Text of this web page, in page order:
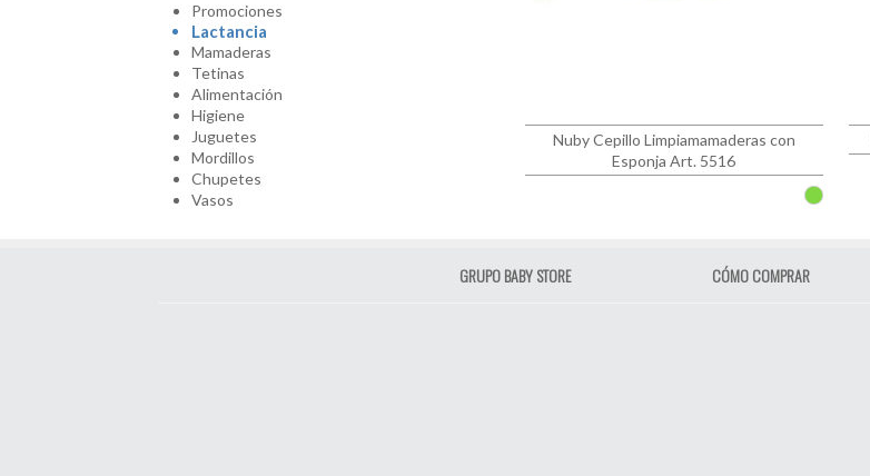
Promociones
Lactancia
Mamaderas
Tetinas
Alimentación
Higiene
Juguetes
Mordillos
Chupetes
Vasos
Nuby Cepillo Limpiamamaderas con
Esponja Art. 5516
GRUPO BABY STORE CÓMO COMPRAR